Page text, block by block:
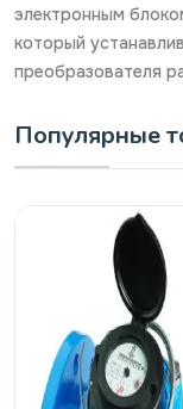
электронным
который
преобразователя
Популярные